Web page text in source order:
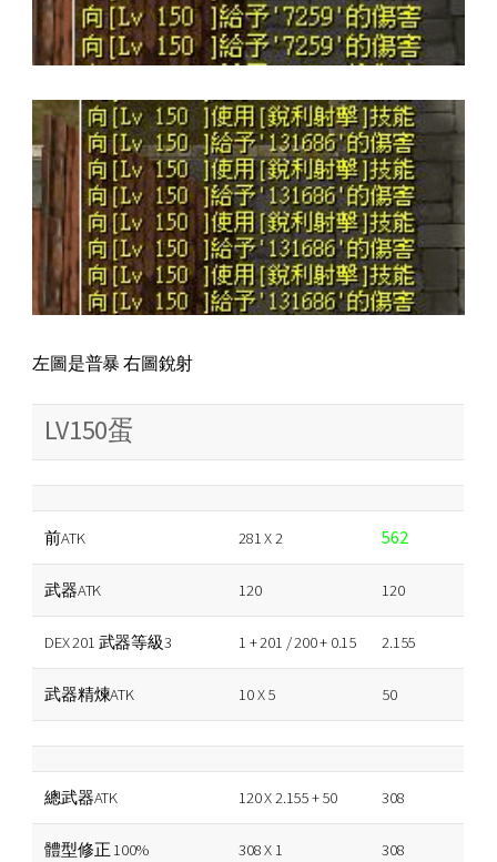
左圖是普暴 右圖銳射
LV150蛋
前ATK 281 X 2 562
武器ATK 120 120
DEX 201 武器等級3 1 + 201 / 200 + 0.15 2.155
武器精煉ATK 10 X 5 50
總武器ATK 120 X 2.155 + 50 308
體型修正 100% 308 X 1 308